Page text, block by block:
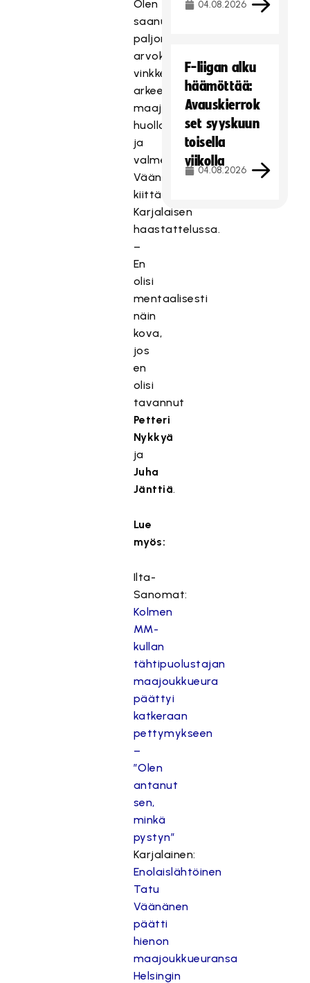
Olen
saanut
paljon
arvokkaita
vinkkejä
arkeen
maajoukkueen
huollolta
ja
valmennukselta,
Väänänen
kiittää
Karjalaisen
haastattelussa.
–
En
olisi
mentaalisesti
näin
kova,
jos
en
olisi
tavannut
Petteri
Nykkyä
ja
Juha
Jänttiä.
Lue
myös:
Ilta-
Sanomat:
Kolmen
MM-
kullan
tähtipuolustajan
maajoukkueura
päättyi
katkeraan
pettymykseen
–
”Olen
antanut
sen,
minkä
pystyn”
Karjalainen:
Enolaislähtöinen
Tatu
Väänänen
päätti
hienon
maajoukkueuransa
Helsingin
04.08.2026
F-liigan alku
häämöttää:
Avauskierrok
set syyskuun
toisella
viikolla
04.08.2026